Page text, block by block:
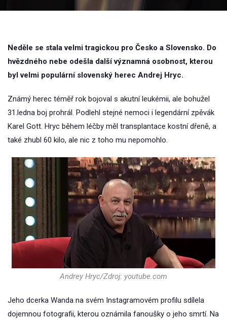
Neděle se stala velmi tragickou pro Česko a Slovensko. Do
hvězdného nebe odešla další významná osobnost, kterou
byl velmi populární slovenský herec Andrej Hryc.
Známý herec téměř rok bojoval s akutní leukémii, ale bohužel
31.ledna boj prohrál. Podlehl stejné nemoci i legendární zpěvák
Karel Gott. Hryc během léčby měl transplantace kostní dřeně, a
také zhubl 60 kilo, ale nic z toho mu nepomohlo.
Andrey Hryc/Zdroj: youtube.com
Jeho dcerka Wanda na svém Instagramovém profilu sdílela
dojemnou fotografii, kterou oznámila fanoušky o jeho smrtí. Na